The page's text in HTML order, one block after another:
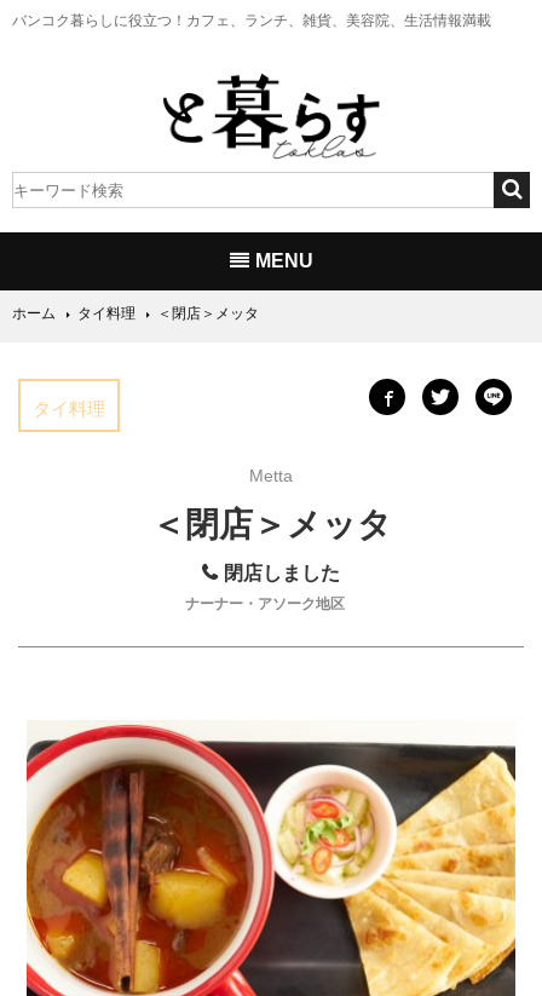
バンコク暮らしに役立つ！ カフェ、ランチ、雑貨、美容院、生活情報満載
MENU
ホーム タイ料理 ＜閉店＞メッタ
タイ料理
Metta
＜閉店＞メッタ
閉店しました
ナーナー・アソーク地区